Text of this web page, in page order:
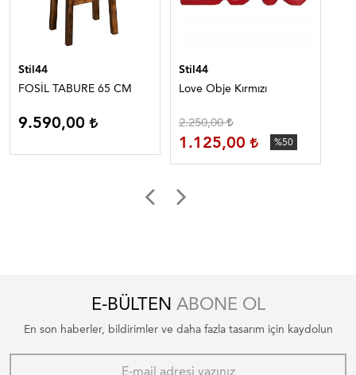
Stil44
FOSİL TABURE 65 CM
9.590,00
Stil44
Love Obje Kırmızı
2.250,00
1.125,00 %50
E-BÜLTEN ABONE OL
En son haberler, bildirimler ve daha fazla tasarım için kaydolun